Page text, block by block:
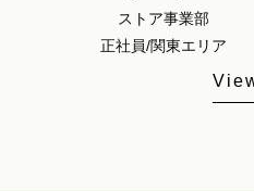
ストア事業部
正社員/関東エリア